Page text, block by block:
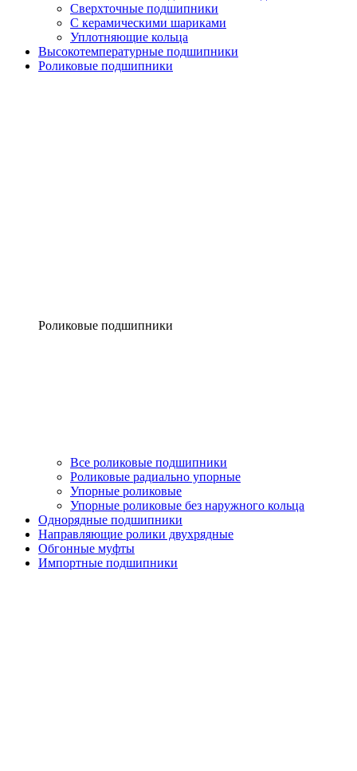
Сверхточные подшипники
С керамическими шариками
Уплотняющие кольца
Высокотемпературные подшипники
Роликовые подшипники
Роликовые подшипники
Все роликовые подшипники
Роликовые радиально упорные
Упорные роликовые
Упорные роликовые без наружного кольца
Однорядные подшипники
Направляющие ролики двухрядные
Обгонные муфты
Импортные подшипники